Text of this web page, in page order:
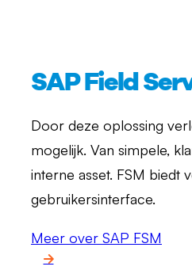
SAP Field
Door deze oplossing
mogelijk. Van simpele,
interne asset. FSM biedt
gebruikersinterface.
Meer over SAP FSM